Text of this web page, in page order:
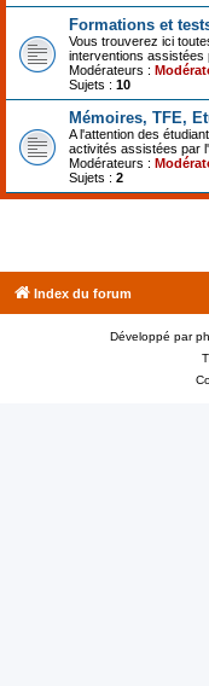
Formations et
Vous trouverez ici
interventions assistées
Modérateurs :
Sujets : 10
Mémoires, TFE,
A l'attention des
activités assistées par
Modérateurs :
Sujets : 2
Index du forum
Développé par